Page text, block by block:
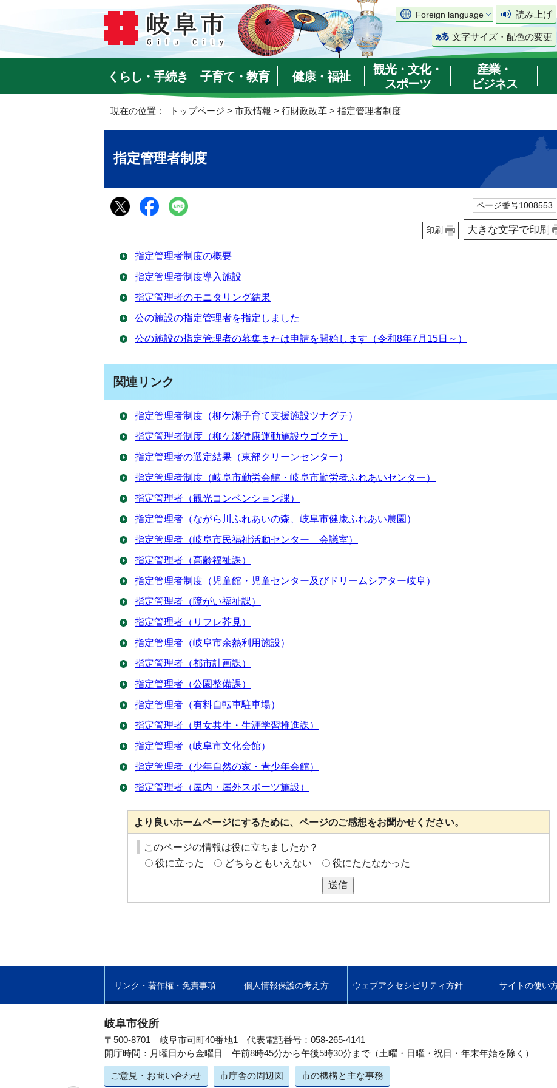
Foreign language 読み上げ
文字サイズ・配色の変更
くらし・手続き 子育て・教育 健康・福祉
観光・文化・
スポーツ
産業・
ビジネス
現在の位置： トップページ > 市政情報 > 行財政改革 > 指定管理者制度
指定管理者制度
ページ番号1008553
印刷 大きな文字で印刷
指定管理者制度の概要
指定管理者制度導入施設
指定管理者のモニタリング結果
公の施設の指定管理者を指定しました
公の施設の指定管理者の募集または申請を開始します（令和8年7月15日～）
関連リンク
指定管理者制度（柳ケ瀬子育て支援施設ツナグテ）
指定管理者制度（柳ケ瀬健康運動施設ウゴクテ）
指定管理者の選定結果（東部クリーンセンター）
指定管理者制度（岐阜市勤労会館・岐阜市勤労者ふれあいセンター）
指定管理者（観光コンベンション課）
指定管理者（ながら川ふれあいの森、岐阜市健康ふれあい農園）
指定管理者（岐阜市民福祉活動センター 会議室）
指定管理者（高齢福祉課）
指定管理者制度（児童館・児童センター及びドリームシアター岐阜）
指定管理者（障がい福祉課）
指定管理者（リフレ芥見）
指定管理者（岐阜市余熱利用施設）
指定管理者（都市計画課）
指定管理者（公園整備課）
指定管理者（有料自転車駐車場）
指定管理者（男女共生・生涯学習推進課）
指定管理者（岐阜市文化会館）
指定管理者（少年自然の家・青少年会館）
指定管理者（屋内・屋外スポーツ施設）
より良いホームページにするために、ページのご感想をお聞かせください。
このページの情報は役に立ちましたか？
役に立った
どちらともいえない 役にたたなかった
送信
リンク・著作権・免責事項 個人情報保護の考え方 ウェブアクセシビリティ方針 サイトの使い
岐阜市役所
〒500-8701 岐阜市司町40番地1 代表電話番号：058-265-4141
開庁時間：月曜日から金曜日 午前8時45分から午後5時30分まで（土曜・日曜・祝日・年末年始を除く）
ご意見・お問い合わせ 市庁舎の周辺図 市の機構と主な事務